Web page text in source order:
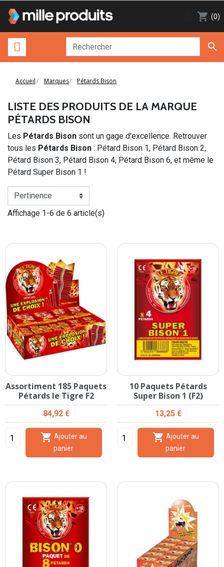
shopping_cart (0)

Accueil Marques Pétards Bison
LISTE DES PRODUITS DE LA MARQUE
PÉTARDS BISON
Les Pétards Bison sont un gage d'excellence. Retrouver
tous les Pétards Bison : Pétard Bison 1, Pétard Bison 2,
Pétard Bison 3, Pétard Bison 4, Pétard Bison 6, et même le
Pétard Super Bison 1 !
Affichage 1-6 de 6 article(s)
Assortiment 185 Paquets
Pétards le Tigre F2
Prix
84,92 €

panier
10 Paquets Pétards
Super Bison 1 (F2)
Prix
13,25 €

panier